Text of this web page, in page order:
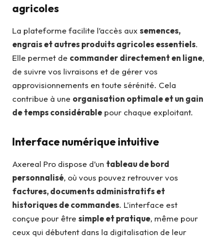
agricoles
La plateforme facilite l’accès aux semences,
engrais et autres produits agricoles essentiels.
Elle permet de commander directement en ligne,
de suivre vos livraisons et de gérer vos
approvisionnements en toute sérénité. Cela
contribue à une organisation optimale et un gain
de temps considérable pour chaque exploitant.
Interface numérique intuitive
Axereal Pro dispose d’un tableau de bord
personnalisé, où vous pouvez retrouver vos
factures, documents administratifs et
historiques de commandes. L’interface est
conçue pour être simple et pratique, même pour
ceux qui débutent dans la digitalisation de leur